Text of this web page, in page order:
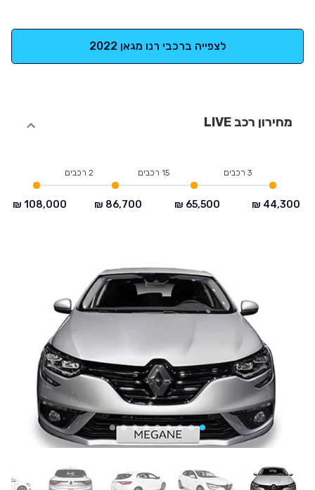
לצפייה ברכבי רנו מגאן 2022
מחירון רכב LIVE
3 רכבים 15 רכבים 2 רכבים